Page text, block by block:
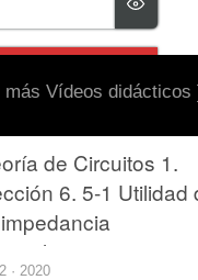
más Vídeos didácticos
de Circuitos 1.
6. 5-1 Utilidad
· 2020